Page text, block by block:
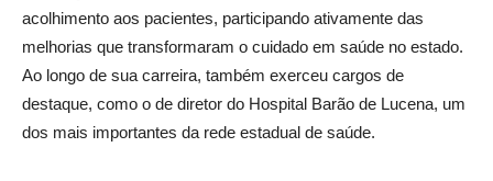
acolhimento aos pacientes, participando ativamente das
melhorias que transformaram o cuidado em saúde no estado.
Ao longo de sua carreira, também exerceu cargos de
destaque, como o de diretor do Hospital Barão de Lucena, um
dos mais importantes da rede estadual de saúde.